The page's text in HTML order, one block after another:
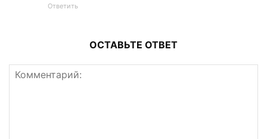
Ответить
ОСТАВЬТЕ ОТВЕТ